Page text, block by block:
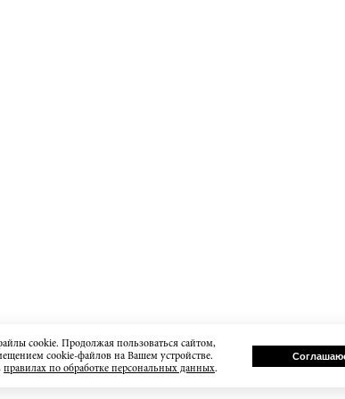
cookie. Продолжая пользоваться сайтом,
cookie-файлов на Вашем устройстве.
правилах по обработке персональных данных.